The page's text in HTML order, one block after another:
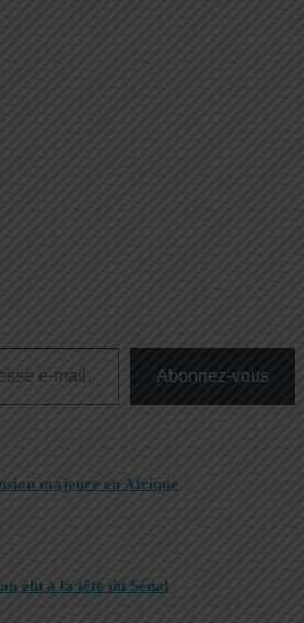
Abonnez-vous
majeure en Afrique
élu à la tête du Sénat